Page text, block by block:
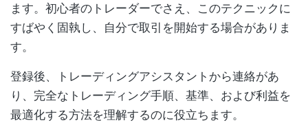
ます。初心者のトレーダーでさえ、このテクニックに
すばやく固執し、自分で取引を開始する場合がありま
す。
登録後、トレーディングアシスタントから連絡があ
り、完全なトレーディング手順、基準、および利益を
最適化する方法を理解するのに役立ちます。